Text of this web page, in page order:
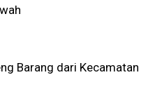
Barang dari Kecamatan